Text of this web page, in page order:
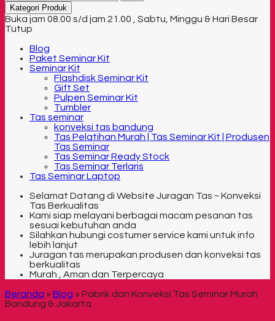
Kategori Produk
Buka jam 08.00 s/d jam 21.00 , Sabtu, Minggu & Hari Besar
Tutup
Blog
Paket Seminar Kit
Seminar Kit
Flashdisk Seminar Kit
Gift Set
Pulpen Seminar Kit
Tumbler
Tas seminar
konveksi tas bandung
Tas Pelatihan Murah | Tas Seminar Kit | Produsen
Tas Seminar
Tas Seminar Ready Stock
Tas Seminar Terlaris
Tas Seminar Laptop
Selamat Datang di Website Juragan Tas ~ Konveksi
Tas Berkualitas
Kami siap melayani berbagai macam pesanan tas
sesuai kebutuhan anda
Silahkan hubungi costumer service kami untuk info
lebih lanjut
Juragan tas merupakan produsen dan konveksi tas
berkualitas
Murah , Aman dan Terpercaya
Beranda » Blog » Pabrik dan Konveksi Tas Seminar Murah
Bandung & Jakarta